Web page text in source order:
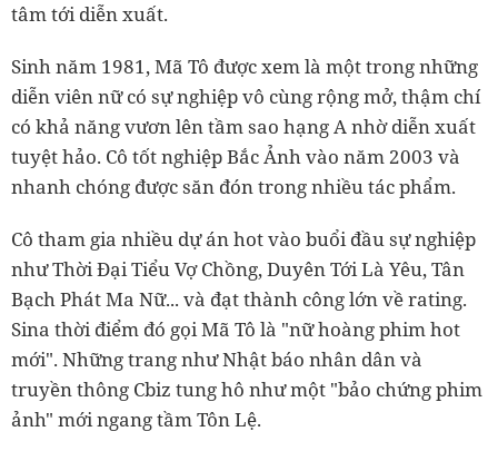
tâm tới diễn xuất.
Sinh năm 1981, Mã Tô được xem là một trong những
diễn viên nữ có sự nghiệp vô cùng rộng mở, thậm chí
có khả năng vươn lên tầm sao hạng A nhờ diễn xuất
tuyệt hảo. Cô tốt nghiệp Bắc Ảnh vào năm 2003 và
nhanh chóng được săn đón trong nhiều tác phẩm.
Cô tham gia nhiều dự án hot vào buổi đầu sự nghiệp
như Thời Đại Tiểu Vợ Chồng, Duyên Tới Là Yêu, Tân
Bạch Phát Ma Nữ... và đạt thành công lớn về rating.
Sina thời điểm đó gọi Mã Tô là "nữ hoàng phim hot
mới". Những trang như Nhật báo nhân dân và
truyền thông Cbiz tung hô như một "bảo chứng phim
ảnh" mới ngang tầm Tôn Lệ.